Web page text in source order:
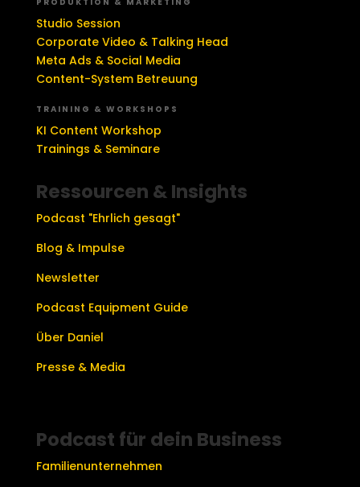
Studio Session
Corporate Video & Talking Head
Meta Ads & Social Media
Content-System Betreuung
TRAINING & WORKSHOPS
KI Content Workshop
Trainings & Seminare
Ressourcen & Insights
Podcast "Ehrlich gesagt"
Blog & Impulse
Newsletter
Podcast Equipment Guide
Über Daniel
Presse & Media
Podcast für dein Business
Familienunternehmen